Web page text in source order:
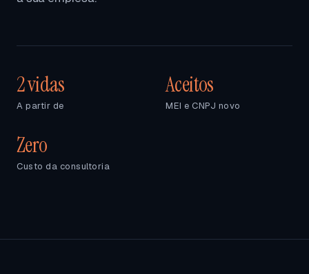
2 vidas
A partir de
Aceitos
MEI e CNPJ novo
Zero
Custo da consultoria